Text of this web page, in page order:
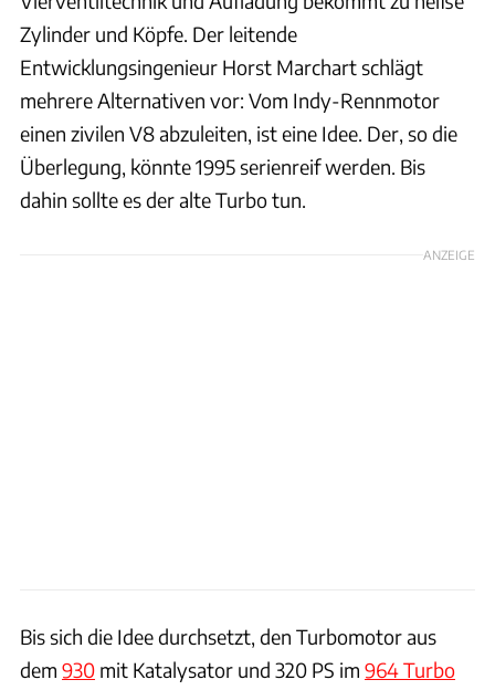
Zylinder und Köpfe. Der leitende
Entwicklungsingenieur Horst Marchart schlägt
mehrere Alternativen vor: Vom Indy-Rennmotor
einen zivilen V8 abzuleiten, ist eine Idee. Der, so die
Überlegung, könnte 1995 serienreif werden. Bis
dahin sollte es der alte Turbo tun.
ANZEIGE
Bis sich die Idee durchsetzt, den Turbomotor aus
dem 930 mit Katalysator und 320 PS im 964 Turbo